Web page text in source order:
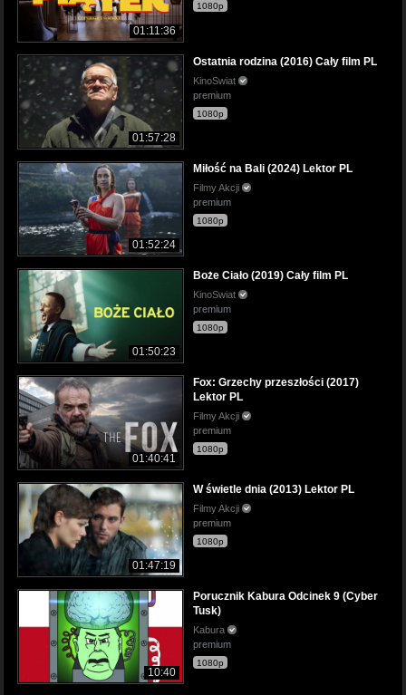
01:11:36
1080p
01:57:28
Ostatnia rodzina (2016) Cały film PL
KinoSwiat
premium
1080p
01:52:24
Miłość na Bali (2024) Lektor PL
Filmy Akcji
premium
1080p
01:50:23
Boże Ciało (2019) Cały film PL
KinoSwiat
premium
1080p
01:40:41
Fox: Grzechy przeszłości (2017)
Lektor PL
Filmy Akcji
premium
1080p
01:47:19
W świetle dnia (2013) Lektor PL
Filmy Akcji
premium
1080p
10:40
Porucznik Kabura Odcinek 9 (Cyber
Tusk)
Kabura
premium
1080p